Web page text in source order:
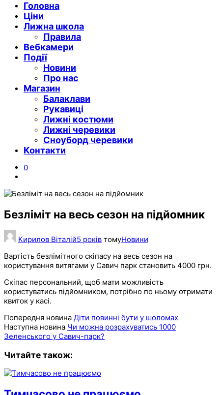
Головна
Ціни
Лижна школа
Правила
Вебкамери
Події
Новини
Про нас
Магазин
Балаклави
Рукавиці
Лижні костюми
Лижні черевики
Сноуборд черевики
Контакти
0
Безліміт на весь сезон на підйомник
Кирилов Віталій5 років томуНовини
Вартість безлімітного скіпасу на весь сезон на
користування витягами у Савич парк становить 4000 грн.
Скіпас персональний, щоб мати можливість
користуватись підйомником, потрібно по ньому отримати
квиток у касі.
Попередня новина Діти повинні бути у шоломах
Наступна новина Чи можна розрахуватись 1000
Зеленського у Савич-парк?
Читайте також: